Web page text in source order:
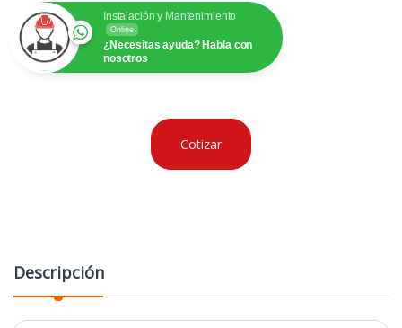
Instalación y Mantenimiento
Online
¿Necesitas ayuda? Habla con
nosotros
Cotizar
Descripción